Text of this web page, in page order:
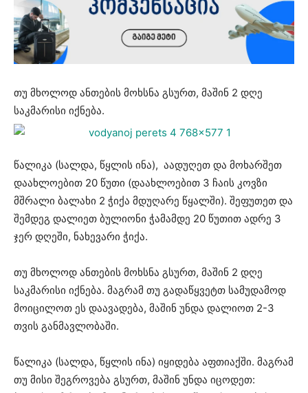
თუ მხოლოდ ანთების მოხსნა გსურთ, მაშინ 2 დღე
საკმარისი იქნება.
წალიკა (სალდა, წყლის ინა), აადუღეთ და მოხარშეთ
დაახლოებით 20 წუთი (დაახლოებით 3 ჩაის კოვზი
მშრალი ბალახი 2 ჭიქა მდუღარე წყალში). შეფუთეთ და
შემდეგ დალიეთ ბულიონი ჭამამდე 20 წუთით ადრე 3
ჯერ დღეში, ნახევარი ჭიქა.
თუ მხოლოდ ანთების მოხსნა გსურთ, მაშინ 2 დღე
საკმარისი იქნება. მაგრამ თუ გადაწყვეტთ სამუდამოდ
მოიცილოთ ეს დაავადება, მაშინ უნდა დალიოთ 2-3
თვის განმავლობაში.
წალიკა (სალდა, წყლის ინა) იყიდება აფთიაქში. მაგრამ
თუ მისი შეგროვება გსურთ, მაშინ უნდა იცოდეთ: